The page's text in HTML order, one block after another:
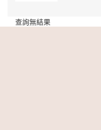
查詢無結果